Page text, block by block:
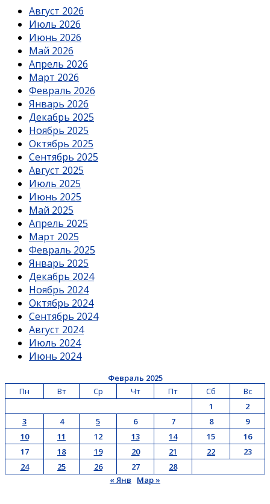
Август 2026
Июль 2026
Июнь 2026
Май 2026
Апрель 2026
Март 2026
Февраль 2026
Январь 2026
Декабрь 2025
Ноябрь 2025
Октябрь 2025
Сентябрь 2025
Август 2025
Июль 2025
Июнь 2025
Май 2025
Апрель 2025
Март 2025
Февраль 2025
Январь 2025
Декабрь 2024
Ноябрь 2024
Октябрь 2024
Сентябрь 2024
Август 2024
Июль 2024
Июнь 2024
Февраль 2025
Пн
Вт Ср Чт Пт Сб
Вс
1
2
3
4 5 6 7 8
9
10
11 12 13 14 15
16
17
18 19 20 21 22
23
24
25 26 27
28
« Янв
Мар »